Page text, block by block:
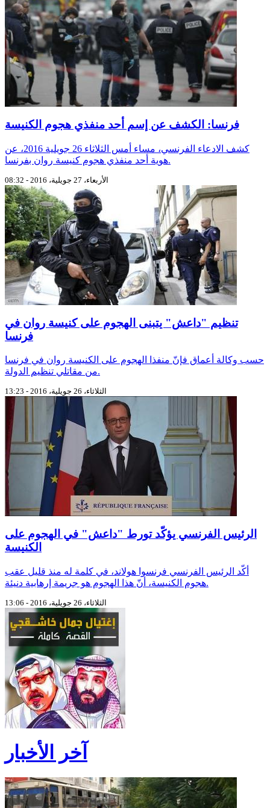
فرنسا: الكشف عن إسم أحد منفذي هجوم ‫‏الكنيسة
كشف الادعاء الفرنسي، مساء أمس الثلاثاء 26 جويلية 2016، عن
هوية أحد منفذي هجوم ‫‏كنيسة روان‬ بفرنسا.
الأربعاء، 27 جويلية، 2016 - 08:32
تنظيم "داعش" يتبنى الهجوم على كنيسة روان في
فرنسا
حسب وكالة أعماق فإنّ منفذا الهجوم على الكنيسة روان في فرنسا
من مقاتلي تنظيم الدولة.
الثلاثاء، 26 جويلية، 2016 - 13:23
الرئيس الفرنسي يؤكّد تورط "داعش" في الهجوم على
الكنيسة
أكّد الرئيس الفرنسي فرنسوا هولاند، في كلمة له منذ قليل عقب
هجوم الكنيسة، أنّ هذا الهجوم هو جريمة إرهابية دنيئة.
الثلاثاء، 26 جويلية، 2016 - 13:06
آخر الأخبار